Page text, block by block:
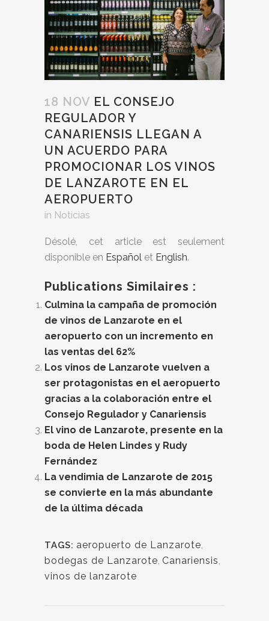
18 NOV EL CONSEJO
REGULADOR Y
CANARIENSIS LLEGAN A
UN ACUERDO PARA
PROMOCIONAR LOS VINOS
DE LANZAROTE EN EL
AEROPUERTO
in Noticias
Désolé, cet article est seulement
disponible en Español et English.
Publications Similaires :
Culmina la campaña de promoción
de vinos de Lanzarote en el
aeropuerto con un incremento en
las ventas del 62%
Los vinos de Lanzarote vuelven a
ser protagonistas en el aeropuerto
gracias a la colaboración entre el
Consejo Regulador y Canariensis
El vino de Lanzarote, presente en la
boda de Helen Lindes y Rudy
Fernández
La vendimia de Lanzarote de 2015
se convierte en la más abundante
de la última década
TAGS: aeropuerto de Lanzarote,
bodegas de Lanzarote, Canariensis,
vinos de lanzarote